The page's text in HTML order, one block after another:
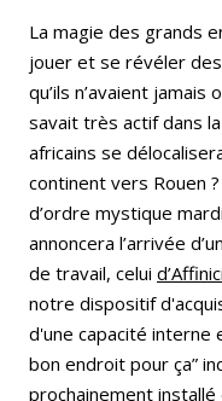
La magie des grands
jouer et se révéler
qu’ils n’avaient jamais
savait très actif dans
africains se
continent vers Rouen
d’ordre mystique
annoncera l’arrivée
de travail, celui
notre dispositif
d'une capacité interne
bon endroit pour ça”
prochainement